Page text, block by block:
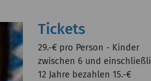
Tickets
29.-€ pro Person - Kinder
zwischen 6 und
12 Jahre bezahlen 15.-€